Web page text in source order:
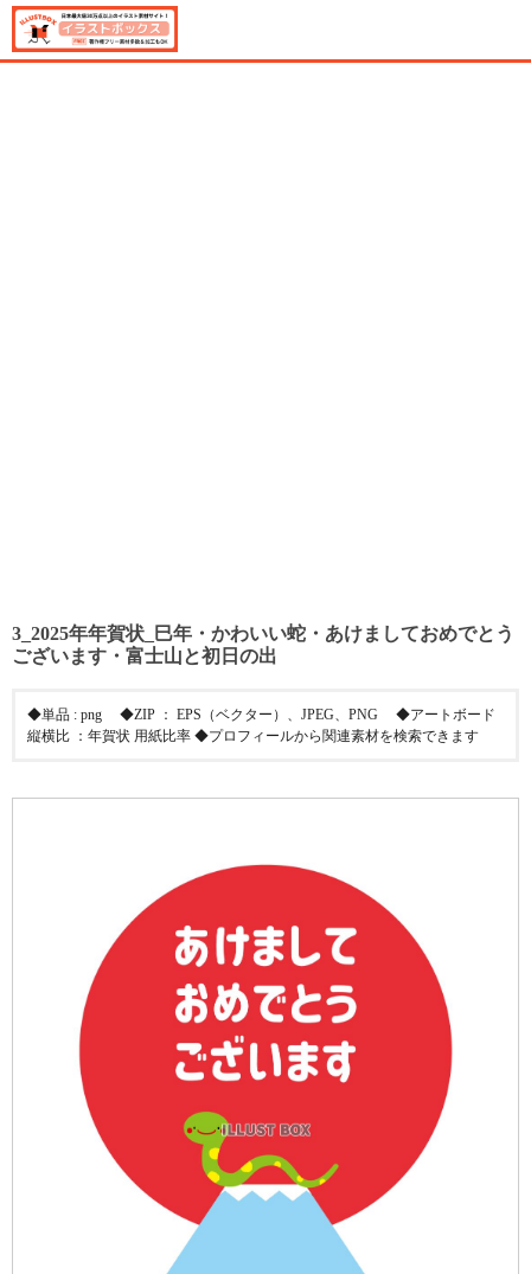
3_2025年年賀状_巳年・かわいい蛇・あけましておめでとう
ございます・富士山と初日の出
◆単品 : png ◆ZIP ： EPS（ベクター）、JPEG、PNG ◆アートボード
縦横比 ：年賀状 用紙比率 ◆プロフィールから関連素材を検索できます